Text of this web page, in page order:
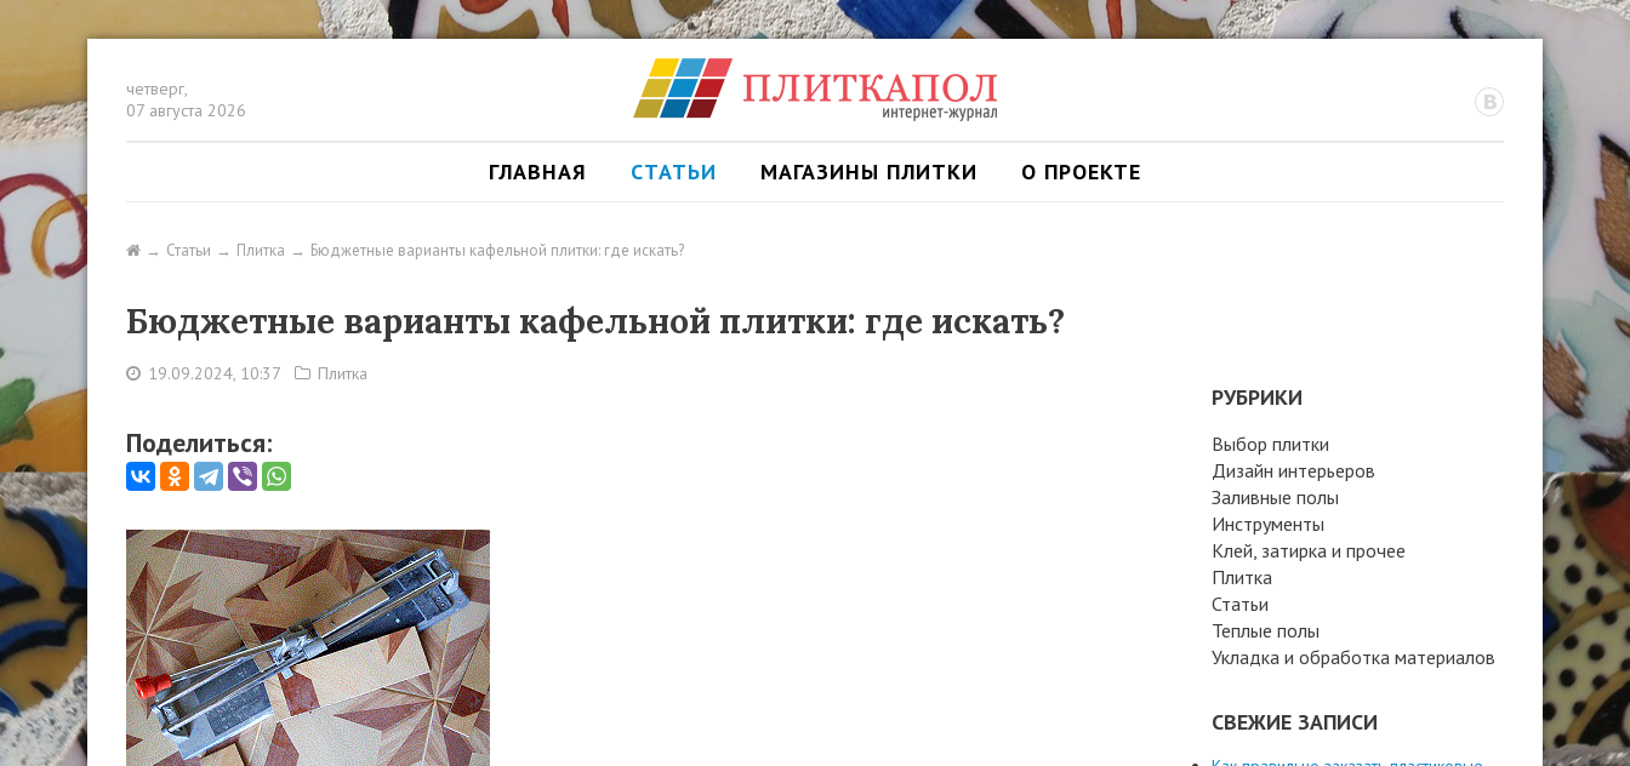
четверг,
07 августа 2026
ГЛАВНАЯ СТАТЬИ МАГАЗИНЫ ПЛИТКИ О ПРОЕКТЕ
Статьи Плитка Бюджетные варианты кафельной плитки: где искать?
Бюджетные варианты кафельной плитки: где искать?
19.09.2024, 10:37 Плитка
Поделиться:
РУБРИКИ
Выбор плитки
Дизайн интерьеров
Заливные полы
Инструменты
Клей, затирка и прочее
Плитка
Статьи
Теплые полы
Укладка и обработка материалов
СВЕЖИЕ ЗАПИСИ